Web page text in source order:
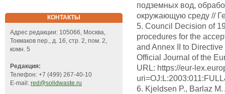
КОНТАКТЫ
Адрес редакции: 105066, Москва,
Токмаков пер., д. 16, стр. 2, пом. 2,
комн. 5
Редакция:
Телефон: +7 (499) 267-40-10
E-mail: red@solidwaste.ru
подземных вод,
окружающую среду //
5. Council Decision of
procedures for the
and Annex II to
Official Journal of the
URL: https://eur-
6. Kjeldsen P., Barlaz